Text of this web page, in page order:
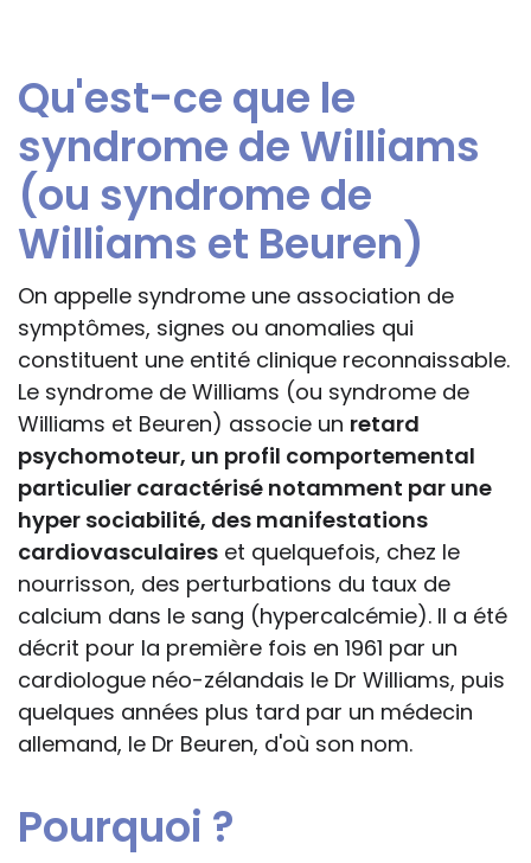
Qu'est-ce que le
syndrome de Williams
(ou syndrome de
Williams et Beuren)
On appelle syndrome une association de
symptômes, signes ou anomalies qui
constituent une entité clinique reconnaissable.
Le syndrome de Williams (ou syndrome de
Williams et Beuren) associe un retard
psychomoteur, un profil comportemental
particulier caractérisé notamment par une
hyper sociabilité, des manifestations
cardiovasculaires et quelquefois, chez le
nourrisson, des perturbations du taux de
calcium dans le sang (hypercalcémie). Il a été
décrit pour la première fois en 1961 par un
cardiologue néo-zélandais le Dr Williams, puis
quelques années plus tard par un médecin
allemand, le Dr Beuren, d'où son nom.
Pourquoi ?